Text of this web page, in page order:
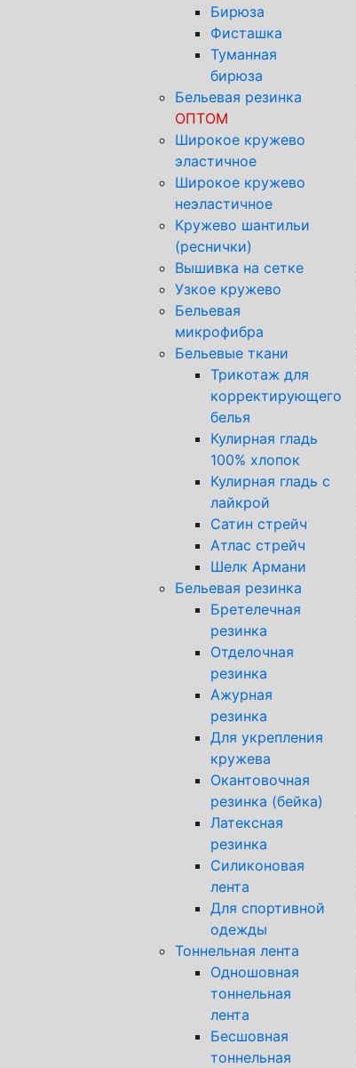
Бирюза
Фисташка
Туманная
бирюза
Бельевая резинка
ОПТОМ
Широкое кружево
эластичное
Широкое кружево
неэластичное
Кружево шантильи
(реснички)
Вышивка на сетке
Узкое кружево
Бельевая
микрофибра
Бельевые ткани
Трикотаж для
корректирующего
белья
Кулирная гладь
100% хлопок
Кулирная гладь с
лайкрой
Сатин стрейч
Атлас стрейч
Шелк Армани
Бельевая резинка
Бретелечная
резинка
Отделочная
резинка
Ажурная
резинка
Для укрепления
кружева
Окантовочная
резинка (бейка)
Латексная
резинка
Силиконовая
лента
Для спортивной
одежды
Тоннельная лента
Одношовная
тоннельная
лента
Бесшовная
тоннельная